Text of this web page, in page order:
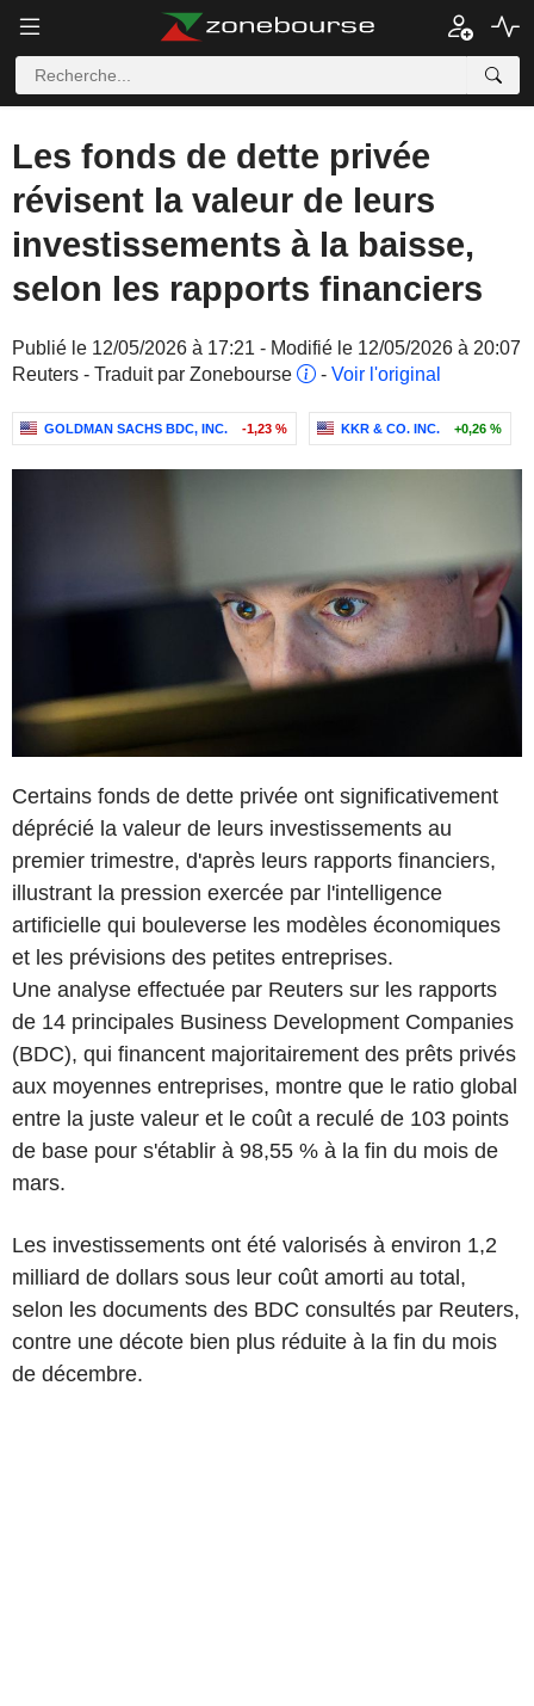
Les fonds de dette privée
révisent la valeur de leurs
investissements à la baisse,
selon les rapports financiers
Publié le 12/05/2026 à 17:21 - Modifié le 12/05/2026 à 20:07
Reuters - Traduit par Zonebourse
- Voir l'original
GOLDMAN SACHS BDC, INC. -1,23 % KKR & CO. INC. +0,26 %
Certains fonds de dette privée ont significativement
déprécié la valeur de leurs investissements au
premier trimestre, d'après leurs rapports financiers,
illustrant la pression exercée par l'intelligence
artificielle qui bouleverse les modèles économiques
et les prévisions des petites entreprises.
Une analyse effectuée par Reuters sur les rapports
de 14 principales Business Development Companies
(BDC), qui financent majoritairement des prêts privés
aux moyennes entreprises, montre que le ratio global
entre la juste valeur et le coût a reculé de 103 points
de base pour s'établir à 98,55 % à la fin du mois de
mars.
Les investissements ont été valorisés à environ 1,2
milliard de dollars sous leur coût amorti au total,
selon les documents des BDC consultés par Reuters,
contre une décote bien plus réduite à la fin du mois
de décembre.